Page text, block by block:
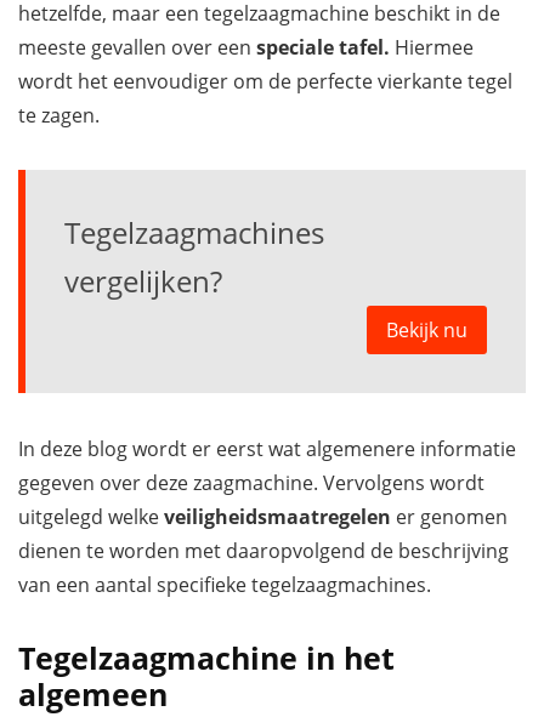
hetzelfde, maar een tegelzaagmachine beschikt in de
meeste gevallen over een speciale tafel. Hiermee
wordt het eenvoudiger om de perfecte vierkante tegel
te zagen.
Tegelzaagmachines
vergelijken?
Bekijk nu
In deze blog wordt er eerst wat algemenere informatie
gegeven over deze zaagmachine. Vervolgens wordt
uitgelegd welkeveiligheidsmaatregelen er genomen
dienen te worden met daaropvolgend de beschrijving
van een aantal specifieke tegelzaagmachines.
Tegelzaagmachine in het
algemeen